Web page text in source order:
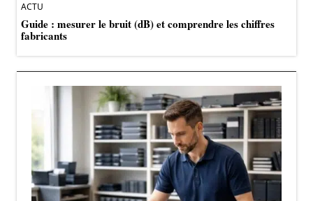
ACTU
Guide : mesurer le bruit (dB) et comprendre les chiffres
fabricants